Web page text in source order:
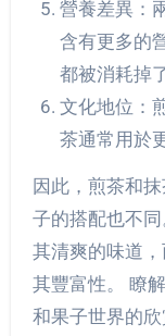
營養差異：
含有更多的
都被消耗掉
文化地位：
茶通常用於
因此，煎茶和
子的搭配也不
其清爽的味道
其豐富性。 瞭
和果子世界的欣